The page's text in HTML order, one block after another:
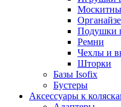
Подушки
Ремни
Чехлы и
Шторки
Базы Isofix
Бустеры
Аксессуары к